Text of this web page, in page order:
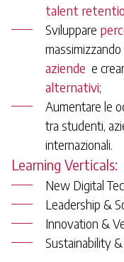
talent
Sviluppare
aziende e
alternativi;
Aumentare le
tra studenti,
internazionali.
Learning Verticals:
New Digital
Leadership &
Innovation &
Sustainability